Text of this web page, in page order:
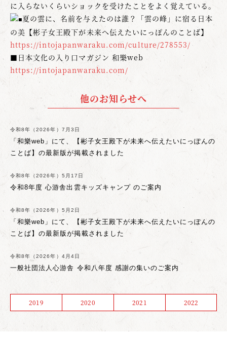
に入らないくらいショックを受けたことをよく覚えている。
夏の雲に、名前を与えたのは誰？「雲の峰」に宿る日本
の美【彬子女王殿下が未来へ伝えたいにっぽんのことば】
https://intojapanwaraku.com/culture/278553/
■日本文化の入り口マガジン 和樂web
https://intojapanwaraku.com/
他のお知らせへ
令和8年（2026年）7月3日
「和樂web」にて、【彬子女王殿下が未来へ伝えたいにっぽんの
ことば】の最新版が掲載されました
令和8年（2026年）5月17日
令和8年度 心游舎出雲キッズキャンプ のご案内
令和8年（2026年）5月2日
「和樂web」にて、【彬子女王殿下が未来へ伝えたいにっぽんの
ことば】の最新版が掲載されました
令和8年（2026年）4月4日
一般社団法人心游舎 令和八年度 感謝の集いのご案内
2019 2020 2021 2022